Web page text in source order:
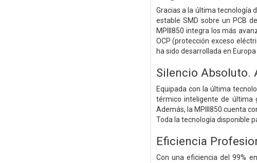
Gracias a la última tecnología
estable SMD sobre un PCB
MPIII850 integra los más
OCP (protección exceso
ha sido desarrollada en
Silencio Absoluto.
Equipada con la última
térmico inteligente de última
Además, la MPIII850 cuenta
Toda la tecnología disponible
Eficiencia
Con una eficiencia del 99%